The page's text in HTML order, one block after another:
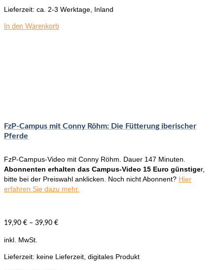
Lieferzeit: ca. 2-3 Werktage, Inland
In den Warenkorb
FzP-Campus mit Conny Röhm: Die Fütterung iberischer
Pferde
FzP-Campus-Video mit Conny Röhm. Dauer 147 Minuten.
Abonnenten erhalten das Campus-Video 15 Euro günstiger,
bitte bei der Preiswahl anklicken. Noch nicht Abonnent? Hier
erfahren Sie dazu mehr.
19,90 € – 39,90 €
inkl. MwSt.
Lieferzeit: keine Lieferzeit, digitales Produkt